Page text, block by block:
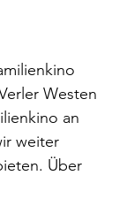
Westen
an
weiter
Über